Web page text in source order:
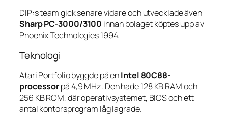
DIP:s team gick senare vidare och utvecklade även
Sharp PC-3000/3100 innan bolaget köptes upp av
Phoenix Technologies 1994.
Teknologi
Atari Portfolio byggde på enIntel 80C88-
processorpå 4,9 MHz. Den hade 128 KB RAM och
256 KB ROM, där operativsystemet, BIOS och ett
antal kontorsprogram låg lagrade.